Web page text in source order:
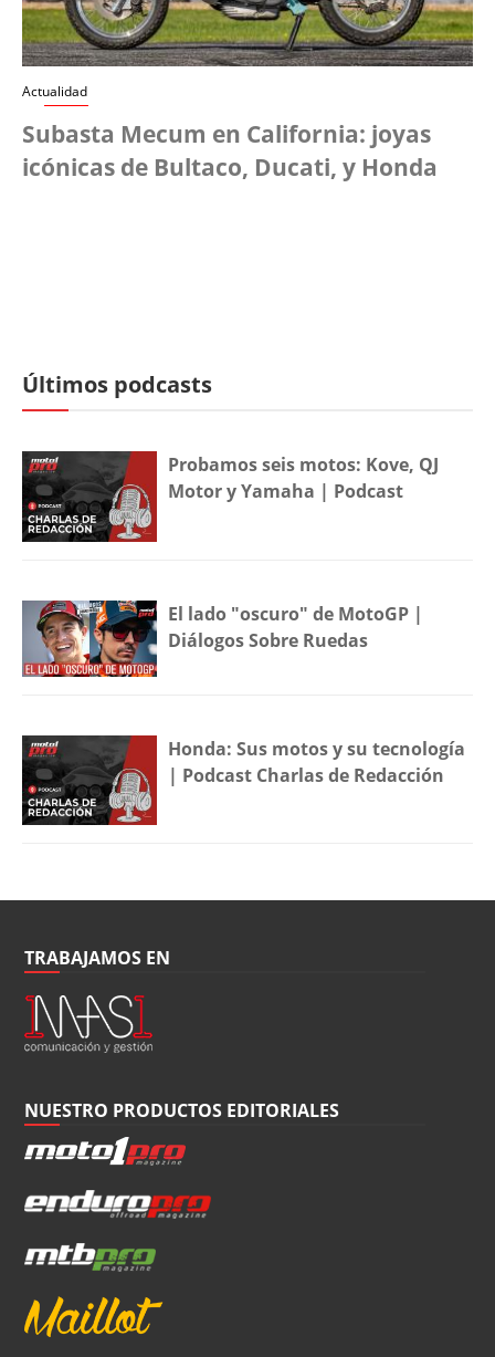
Actualidad
Subasta Mecum en California: joyas
icónicas de Bultaco, Ducati, y Honda
Últimos podcasts
Probamos seis motos: Kove, QJ
Motor y Yamaha | Podcast
El lado "oscuro" de MotoGP |
Diálogos Sobre Ruedas
Honda: Sus motos y su tecnología
| Podcast Charlas de Redacción
TRABAJAMOS EN
NUESTRO PRODUCTOS EDITORIALES